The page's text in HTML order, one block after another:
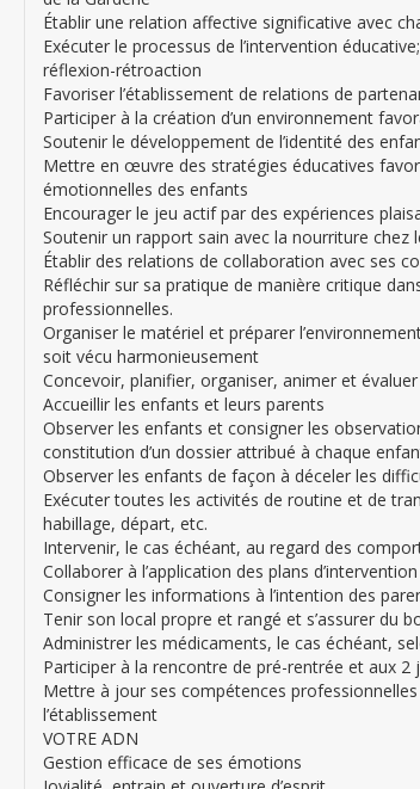
Établir une relation affective significative avec
Exécuter le processus de l’intervention
réflexion-rétroaction
Favoriser l’établissement de relations de
Participer à la création d’un environnement
Soutenir le développement de l’identité des
Mettre en œuvre des stratégies éducatives
émotionnelles des enfants
Encourager le jeu actif par des expériences
Soutenir un rapport sain avec la nourriture chez
Établir des relations de collaboration avec ses
Réfléchir sur sa pratique de manière critique
professionnelles.
Organiser le matériel et préparer
soit vécu harmonieusement
Concevoir, planifier, organiser, animer et
Accueillir les enfants et leurs parents
Observer les enfants et consigner les
constitution d’un dossier attribué à chaque
Observer les enfants de façon à déceler les
Exécuter toutes les activités de routine et de
habillage, départ, etc.
Intervenir, le cas échéant, au regard des
Collaborer à l’application des plans
Consigner les informations à l’intention des
Tenir son local propre et rangé et s’assurer du
Administrer les médicaments, le cas échéant,
Participer à la rencontre de pré-rentrée et aux 2
Mettre à jour ses compétences
l’établissement
VOTRE ADN
Gestion efficace de ses émotions